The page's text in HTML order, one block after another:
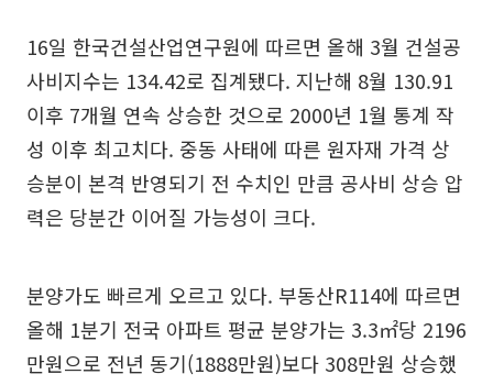
16일 한국건설산업연구원에 따르면 올해 3월 건설공
사비지수는 134.42로 집계됐다. 지난해 8월 130.91
이후 7개월 연속 상승한 것으로 2000년 1월 통계 작
성 이후 최고치다. 중동 사태에 따른 원자재 가격 상
승분이 본격 반영되기 전 수치인 만큼 공사비 상승 압
력은 당분간 이어질 가능성이 크다.
분양가도 빠르게 오르고 있다. 부동산R114에 따르면
올해 1분기 전국 아파트 평균 분양가는 3.3㎡당 2196
만원으로 전년 동기(1888만원)보다 308만원 상승했